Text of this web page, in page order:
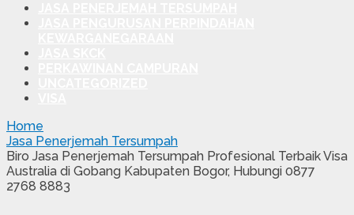
Home
Jasa Penerjemah Tersumpah
Biro Jasa Penerjemah Tersumpah Profesional Terbaik Visa
Australia di Gobang Kabupaten Bogor, Hubungi 0877
2768 8883